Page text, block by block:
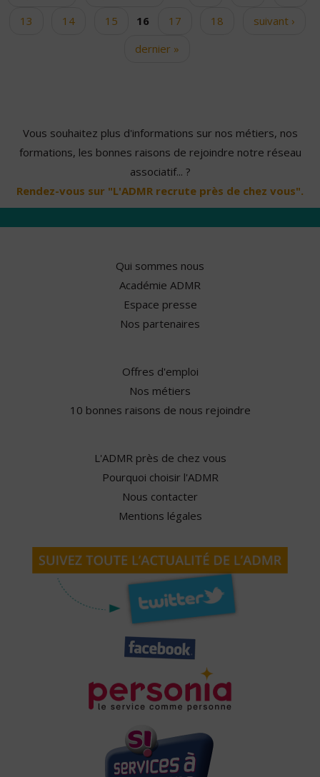
13
14 15 16 17 18
suivant ›
dernier »
Vous souhaitez plus d'informations sur nos métiers, nos
formations, les bonnes raisons de rejoindre notre réseau
associatif... ?
Rendez-vous sur "L'ADMR recrute près de chez vous".
Qui sommes nous
Académie ADMR
Espace presse
Nos partenaires
Offres d'emploi
Nos métiers
10 bonnes raisons de nous rejoindre
L'ADMR près de chez vous
Pourquoi choisir l'ADMR
Nous contacter
Mentions légales